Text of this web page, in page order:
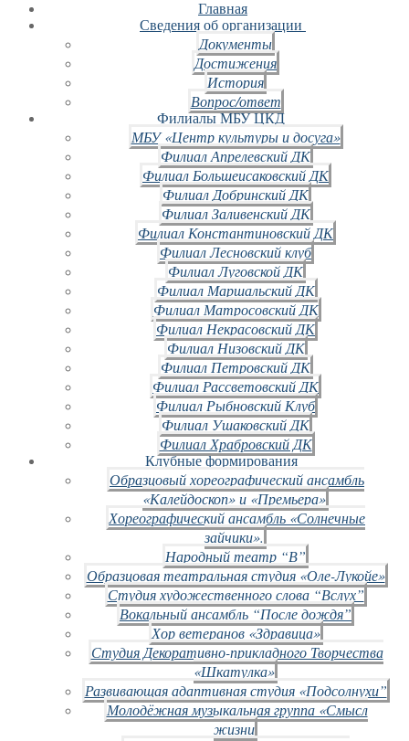
Главная
Сведения об организации
Документы
Достижения
История
Вопрос/ответ
Филиалы МБУ ЦКД
МБУ «Центр культуры и досуга»
Филиал Апрелевский ДК
Филиал Большеисаковский ДК
Филиал Добринский ДК
Филиал Заливенский ДК
Филиал Константиновский ДК
Филиал Лесновский клуб
Филиал Луговской ДК
Филиал Маршальский ДК
Филиал Матросовский ДК
Филиал Некрасовский ДК
Филиал Низовский ДК
Филиал Петровский ДК
Филиал Рассветовский ДК
Филиал Рыбновский Клуб
Филиал Ушаковский ДК
Филиал Храбровский ДК
Клубные формирования
Образцовый хореографический ансамбль
«Калейдоскоп» и «Премьера»
Хореографический ансамбль «Солнечные
зайчики».
Народный театр “В”
Образцовая театральная студия «Оле-Лукойе»
Студия художественного слова “Вслух”
Вокальный ансамбль “После дождя”
Хор ветеранов «Здравица»
Студия Декоративно-прикладного Творчества
«Шкатулка»
Развивающая адаптивная студия «Подсолнухи”
Молодёжная музыкальная группа «Смысл
жизни